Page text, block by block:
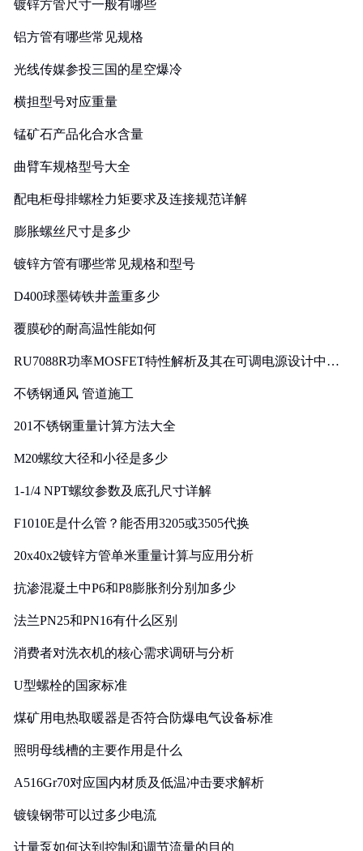
镀锌方管尺寸一般有哪些
铝方管有哪些常见规格
光线传媒参投三国的星空爆冷
横担型号对应重量
锰矿石产品化合水含量
曲臂车规格型号大全
配电柜母排螺栓力矩要求及连接规范详解
膨胀螺丝尺寸是多少
镀锌方管有哪些常见规格和型号
D400球墨铸铁井盖重多少
覆膜砂的耐高温性能如何
RU7088R功率MOSFET特性解析及其在可调电源设计中的
不锈钢通风 管道施工
201不锈钢重量计算方法大全
M20螺纹大径和小径是多少
1-1/4 NPT螺纹参数及底孔尺寸详解
F1010E是什么管？能否用3205或3505代换
20x40x2镀锌方管单米重量计算与应用分析
抗渗混凝土中P6和P8膨胀剂分别加多少
法兰PN25和PN16有什么区别
消费者对洗衣机的核心需求调研与分析
U型螺栓的国家标准
煤矿用电热取暖器是否符合防爆电气设备标准
照明母线槽的主要作用是什么
A516Gr70对应国内材质及低温冲击要求解析
镀镍钢带可以过多少电流
计量泵如何达到控制和调节流量的目的